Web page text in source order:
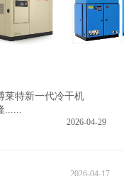
线暖瓶机的应
莱特新一代冷干机
......
2026-04-29
2026-04-17